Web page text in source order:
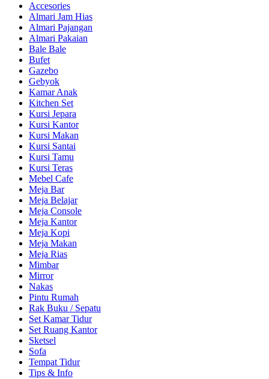
Accesories
Almari Jam Hias
Almari Pajangan
Almari Pakaian
Bale Bale
Bufet
Gazebo
Gebyok
Kamar Anak
Kitchen Set
Kursi Jepara
Kursi Kantor
Kursi Makan
Kursi Santai
Kursi Tamu
Kursi Teras
Mebel Cafe
Meja Bar
Meja Belajar
Meja Console
Meja Kantor
Meja Kopi
Meja Makan
Meja Rias
Mimbar
Mirror
Nakas
Pintu Rumah
Rak Buku / Sepatu
Set Kamar Tidur
Set Ruang Kantor
Sketsel
Sofa
Tempat Tidur
Tips & Info